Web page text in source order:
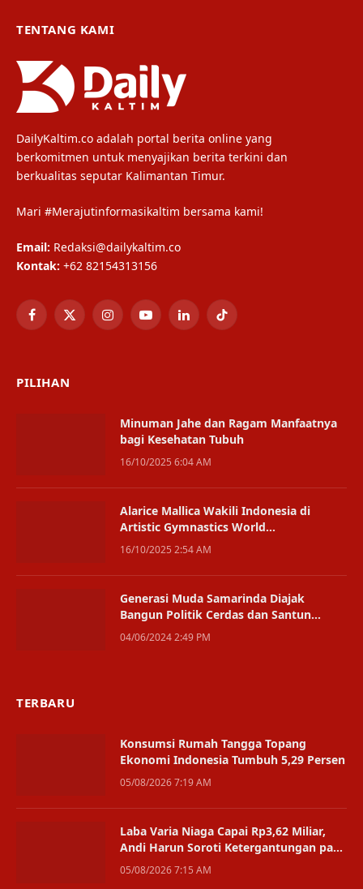
TENTANG KAMI
DailyKaltim.co adalah portal berita online yang
berkomitmen untuk menyajikan berita terkini dan
berkualitas seputar Kalimantan Timur.
Mari #Merajutinformasikaltim bersama kami!
Email: Redaksi@dailykaltim.co
Kontak: +62 82154313156
Facebook
X
InstagramYouTubeLinkedInTikTok
PILIHAN
Minuman Jahe dan Ragam Manfaatnya
bagi Kesehatan Tubuh
16/10/2025 6:04 AM
Alarice Mallica Wakili Indonesia di
Artistic Gymnastics World
Championships 2025
16/10/2025 2:54 AM
Generasi Muda Samarinda Diajak
Bangun Politik Cerdas dan Santun
Menuju Pilkada 2024
04/06/2024 2:49 PM
TERBARU
Konsumsi Rumah Tangga Topang
Ekonomi Indonesia Tumbuh 5,29 Persen
05/08/2026 7:19 AM
Laba Varia Niaga Capai Rp3,62 Miliar,
Andi Harun Soroti Ketergantungan pada
Satu Bisnis
05/08/2026 7:15 AM